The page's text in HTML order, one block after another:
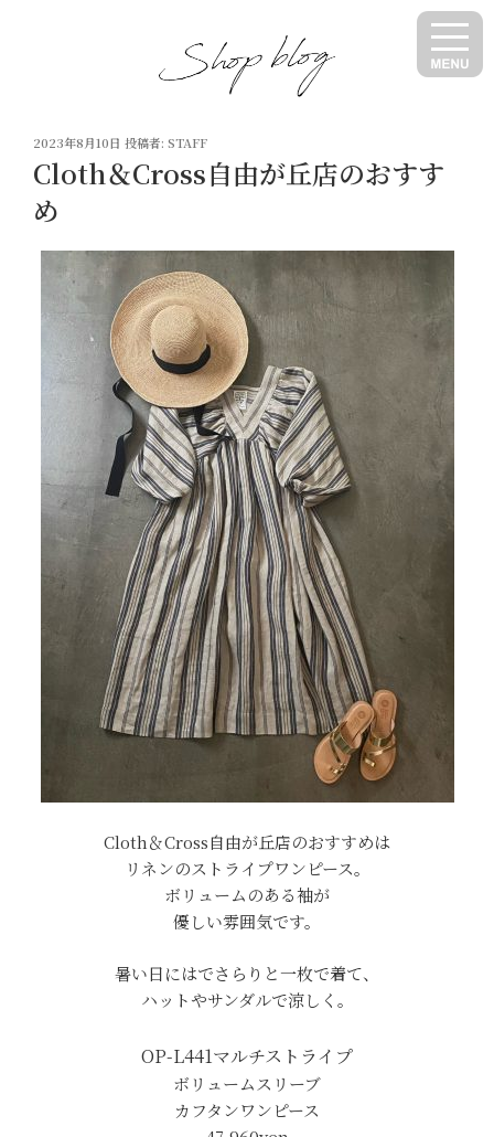
投
稿
日:
2023年8月10日 投稿者: STAFF
Cloth＆Cross自由が丘店のおすす
め
Cloth＆Cross自由が丘店のおすすめは
リネンのストライプワンピース。
ボリュームのある袖が
優しい雰囲気です。
暑い日にはでさらりと一枚で着て、
ハットやサンダルで涼しく。
OP-L441マルチストライプ
ボリュームスリーブ
カフタンワンピース